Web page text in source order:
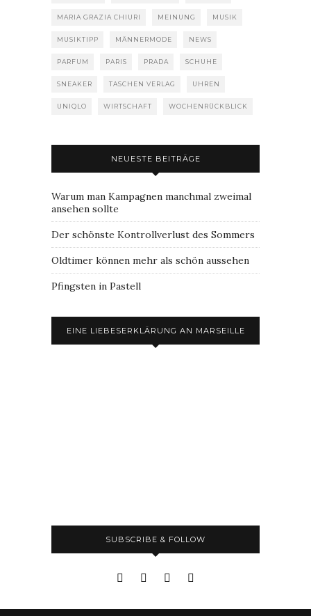
MARIA GRAZIA CHIURI MEINUNG MUSIK
MUSIKTIPP MÄNNERMODE NEWS
PARFUM PARIS PRADA SCHUHE
SNEAKER TASCHEN VERLAG UHREN
UNIQLO WIRTSCHAFT WOCHENRÜCKBLICK
NEUESTE BEITRÄGE
Warum man Kampagnen manchmal zweimal
ansehen sollte
Der schönste Kontrollverlust des Sommers
Oldtimer können mehr als schön aussehen
Pfingsten in Pastell
EINE LIEBESERKLÄRUNG AN MARSEILLE
SUBSCRIBE & FOLLOW